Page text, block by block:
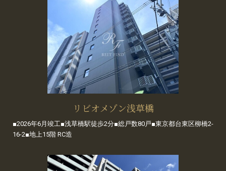
リビオメゾン浅草橋
■2026年6月竣工■浅草橋駅徒歩2分■総戸数80戸■東京都台東区柳橋2-
16-2■地上15階 RC造